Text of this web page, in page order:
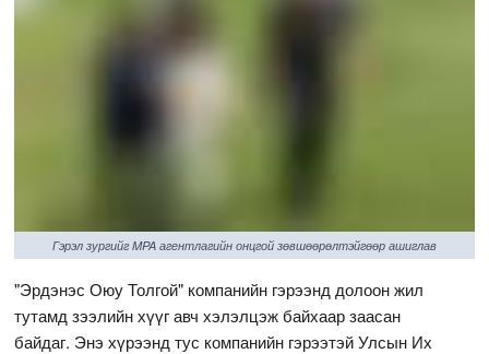
Гэрэл зургийг MPA агентлагийн онцгой зөвшөөрөлтэйгөөр ашиглав
"Эрдэнэс Оюу Толгой" компанийн гэрээнд долоон жил
тутамд зээлийн хүүг авч хэлэлцэж байхаар заасан
байдаг. Энэ хүрээнд тус компанийн гэрээтэй Улсын Их